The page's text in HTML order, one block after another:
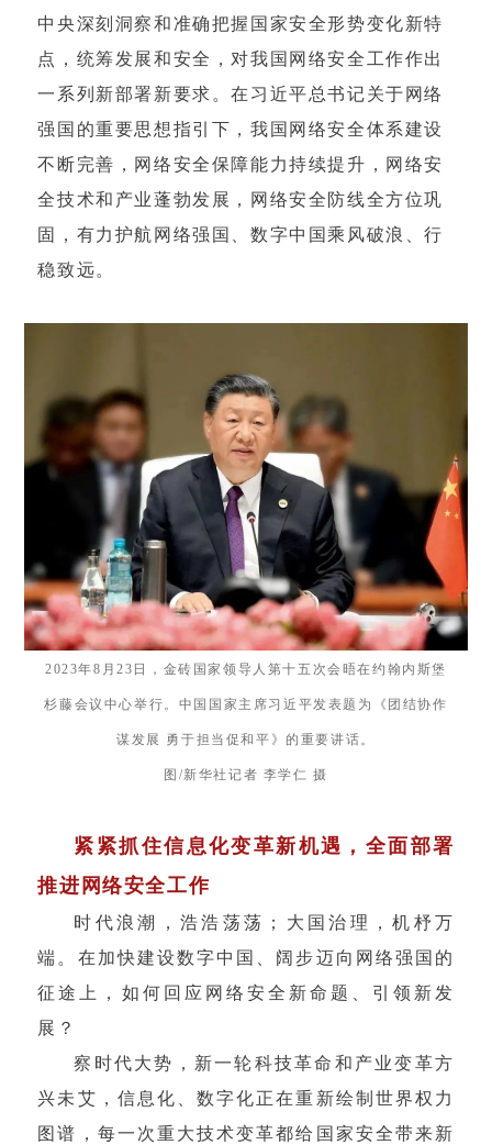
中央深刻洞察和准确把握国家安全形势变化新特
点，统筹发展和安全，对我国网络安全工作作出
一系列新部署新要求。在习近平总书记关于网络
强国的重要思想指引下，我国网络安全体系建设
不断完善，网络安全保障能力持续提升，网络安
全技术和产业蓬勃发展，网络安全防线全方位巩
固，有力护航网络强国、数字中国乘风破浪、行
稳致远。
2023年8月23日，金砖国家领导人第十五次会晤在约翰内斯堡
杉藤会议中心举行。中国国家主席习近平发表题为《团结协作
谋发展 勇于担当促和平》的重要讲话。
图/新华社记者 李学仁 摄
紧紧抓住信息化变革新机遇，全面部署
推进网络安全工作
时代浪潮，浩浩荡荡；大国治理，机杼万
端。在加快建设数字中国、阔步迈向网络强国的
征途上，如何回应网络安全新命题、引领新发
展？
察时代大势，新一轮科技革命和产业变革方
兴未艾，信息化、数字化正在重新绘制世界权力
图谱，每一次重大技术变革都给国家安全带来新